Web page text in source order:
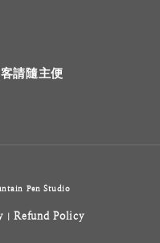
請隨主便
Pen Studio
Refund Policy